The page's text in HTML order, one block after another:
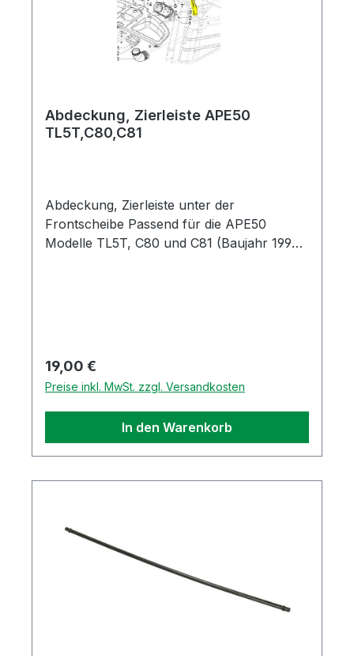
Abdeckung, Zierleiste APE50
TL5T,C80,C81
Abdeckung, Zierleiste unter der
Frontscheibe Passend für die APE50
Modelle TL5T, C80 und C81 (Baujahr 1996
Regulärer Preis:
19,00 €
Preise inkl. MwSt. zzgl. Versandkosten
In den Warenkorb